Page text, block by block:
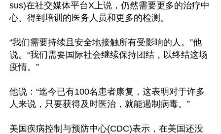
sus)在社交媒体平台X上说，仍然需要更多的治疗中
心、得到培训的医务人员和更多的检测。
“我们需要持续且安全地接触所有受影响的人。”他
说。“我们需要国际社会继续保持团结，以终结这场
疫情。”
他说：“迄今已有100名患者康复，这表明对于许多
人来说，只要获得及时医治，就能遏制病毒。”
美国疾病控制与预防中心(CDC)表示，在美国还没